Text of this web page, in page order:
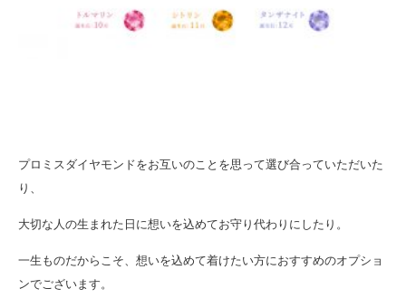
プロミスダイヤモンドをお互いのことを思って選び合っていただいた
り、
大切な人の生まれた日に想いを込めてお守り代わりにしたり。
一生ものだからこそ、想いを込めて着けたい方におすすめのオプショ
ンでございます。